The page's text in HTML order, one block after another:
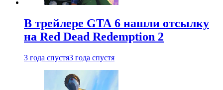
В трейлере GTA 6 нашли отсылку
на Red Dead Redemption 2
3 года спустя3 года спустя